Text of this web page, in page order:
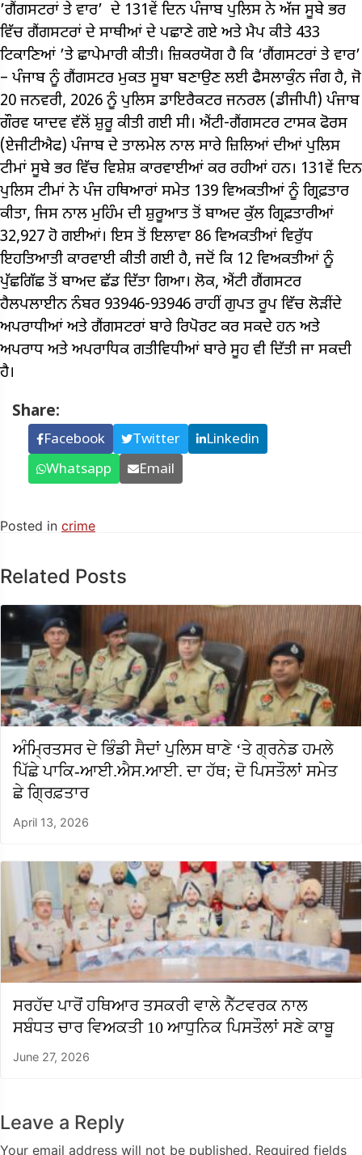
’ਗੈਂਗਸਟਰਾਂ ਤੇ ਵਾਰ’ ਦੇ 131ਵੇਂ ਦਿਨ ਪੰਜਾਬ ਪੁਲਿਸ ਨੇ ਅੱਜ ਸੂਬੇ ਭਰ
ਵਿੱਚ ਗੈਂਗਸਟਰਾਂ ਦੇ ਸਾਥੀਆਂ ਦੇ ਪਛਾਣੇ ਗਏ ਅਤੇ ਮੈਪ ਕੀਤੇ 433
ਟਿਕਾਣਿਆਂ ’ਤੇ ਛਾਪੇਮਾਰੀ ਕੀਤੀ। ਜ਼ਿਕਰਯੋਗ ਹੈ ਕਿ ‘ਗੈਂਗਸਟਰਾਂ ਤੇ ਵਾਰ’
– ਪੰਜਾਬ ਨੂੰ ਗੈਂਗਸਟਰ ਮੁਕਤ ਸੂਬਾ ਬਣਾਉਣ ਲਈ ਫੈਸਲਾਕੁੰਨ ਜੰਗ ਹੈ, ਜੋ
20 ਜਨਵਰੀ, 2026 ਨੂੰ ਪੁਲਿਸ ਡਾਇਰੈਕਟਰ ਜਨਰਲ (ਡੀਜੀਪੀ) ਪੰਜਾਬ
ਗੌਰਵ ਯਾਦਵ ਵੱਲੋਂ ਸ਼ੁਰੂ ਕੀਤੀ ਗਈ ਸੀ। ਐਂਟੀ-ਗੈਂਗਸਟਰ ਟਾਸਕ ਫੋਰਸ
(ਏਜੀਟੀਐਫ) ਪੰਜਾਬ ਦੇ ਤਾਲਮੇਲ ਨਾਲ ਸਾਰੇ ਜ਼ਿਲਿਆਂ ਦੀਆਂ ਪੁਲਿਸ
ਟੀਮਾਂ ਸੂਬੇ ਭਰ ਵਿੱਚ ਵਿਸ਼ੇਸ਼ ਕਾਰਵਾਈਆਂ ਕਰ ਰਹੀਆਂ ਹਨ। 131ਵੇਂ ਦਿਨ
ਪੁਲਿਸ ਟੀਮਾਂ ਨੇ ਪੰਜ ਹਥਿਆਰਾਂ ਸਮੇਤ 139 ਵਿਅਕਤੀਆਂ ਨੂੰ ਗ੍ਰਿਫ਼ਤਾਰ
ਕੀਤਾ, ਜਿਸ ਨਾਲ ਮੁਹਿੰਮ ਦੀ ਸ਼ੁਰੂਆਤ ਤੋਂ ਬਾਅਦ ਕੁੱਲ ਗ੍ਰਿਫ਼ਤਾਰੀਆਂ
32,927 ਹੋ ਗਈਆਂ। ਇਸ ਤੋਂ ਇਲਾਵਾ 86 ਵਿਅਕਤੀਆਂ ਵਿਰੁੱਧ
ਇਹਤਿਆਤੀ ਕਾਰਵਾਈ ਕੀਤੀ ਗਈ ਹੈ, ਜਦੋਂ ਕਿ 12 ਵਿਅਕਤੀਆਂ ਨੂੰ
ਪੁੱਛਗਿੱਛ ਤੋਂ ਬਾਅਦ ਛੱਡ ਦਿੱਤਾ ਗਿਆ। ਲੋਕ, ਐਂਟੀ ਗੈਂਗਸਟਰ
ਹੈਲਪਲਾਈਨ ਨੰਬਰ 93946-93946 ਰਾਹੀਂ ਗੁਪਤ ਰੂਪ ਵਿੱਚ ਲੋੜੀਂਦੇ
ਅਪਰਾਧੀਆਂ ਅਤੇ ਗੈਂਗਸਟਰਾਂ ਬਾਰੇ ਰਿਪੋਰਟ ਕਰ ਸਕਦੇ ਹਨ ਅਤੇ
ਅਪਰਾਧ ਅਤੇ ਅਪਰਾਧਿਕ ਗਤੀਵਿਧੀਆਂ ਬਾਰੇ ਸੂਹ ਵੀ ਦਿੱਤੀ ਜਾ ਸਕਦੀ
ਹੈ।
Share:
Facebook Twitter
Linkedin
Whatsapp
Email
Posted in crime
Related Posts
ਅੰਮ੍ਰਿਤਸਰ ਦੇ ਭਿੰਡੀ ਸੈਦਾਂ ਪੁਲਿਸ ਥਾਣੇ ‘ਤੇ ਗ੍ਰਨੇਡ ਹਮਲੇ
ਪਿੱਛੇ ਪਾਕਿ-ਆਈ.ਐਸ.ਆਈ. ਦਾ ਹੱਥ; ਦੋ ਪਿਸਤੌਲਾਂ ਸਮੇਤ
ਛੇ ਗ੍ਰਿਫ਼ਤਾਰ
April 13, 2026
ਸਰਹੱਦ ਪਾਰੋਂ ਹਥਿਆਰ ਤਸਕਰੀ ਵਾਲੇ ਨੈੱਟਵਰਕ ਨਾਲ
ਸਬੰਧਤ ਚਾਰ ਵਿਅਕਤੀ 10 ਆਧੁਨਿਕ ਪਿਸਤੌਲਾਂ ਸਣੇ ਕਾਬੂ
June 27, 2026
Leave a Reply
Your email address will not be published. Required fields